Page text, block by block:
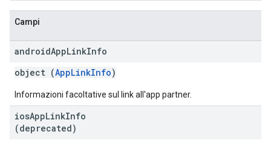
Campi
androidAppLinkInfo
object (AppLinkInfo)
Informazioni facoltative sul link all'app partner.
iosAppLinkInfo
(deprecated)